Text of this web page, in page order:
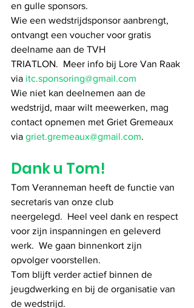
en gulle sponsors.
Wie een wedstrijdsponsor aanbrengt,
ontvangt een voucher voor gratis
deelname aan de TVH
TRIATLON.  Meer info bij Lore Van Raak
via itc.sponsoring@gmail.com
Wie niet kan deelnemen aan de
wedstrijd, maar wilt meewerken, mag
contact opnemen met Griet Gremeaux
via griet.gremeaux@gmail.com.
Dank u Tom!
Tom Veranneman heeft de functie van
secretaris van onze club
neergelegd.  Heel veel dank en respect
voor zijn inspanningen en geleverd
werk.  We gaan binnenkort zijn
opvolger voorstellen.
Tom blijft verder actief binnen de
jeugdwerking en bij de organisatie van
de wedstrijd.